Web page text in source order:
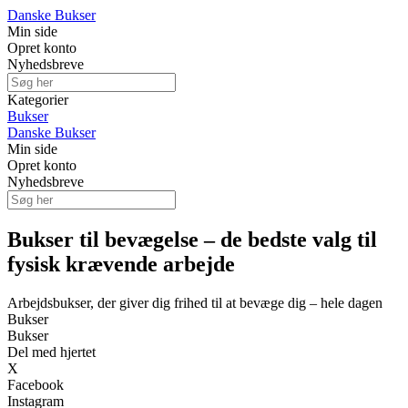
Danske Bukser
Min side
Opret konto
Nyhedsbreve
Kategorier
Bukser
Danske Bukser
Min side
Opret konto
Nyhedsbreve
Bukser til bevægelse – de bedste valg til
fysisk krævende arbejde
Arbejdsbukser, der giver dig frihed til at bevæge dig – hele dagen
Bukser
Bukser
Del med hjertet
X
Facebook
Instagram